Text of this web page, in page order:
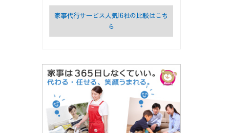
家事代行サービス人気16社の比較はこち
ら